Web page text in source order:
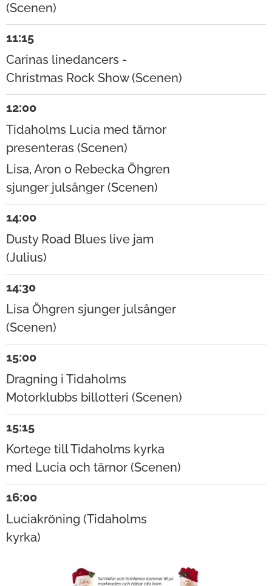
(Scenen)
11:15
Carinas linedancers -
Christmas Rock Show (Scenen)
12:00
Tidaholms Lucia med tärnor
presenteras (Scenen)
Lisa, Aron o Rebecka Öhgren
sjunger julsånger (Scenen)
14:00
Dusty Road Blues live jam
(Julius)
14:30
Lisa Öhgren sjunger julsånger
(Scenen)
15:00
Dragning i Tidaholms
Motorklubbs billotteri (Scenen)
15:15
Kortege till Tidaholms kyrka
med Lucia och tärnor (Scenen)
16:00
Luciakröning (Tidaholms
kyrka)